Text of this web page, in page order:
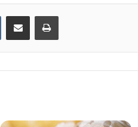
VKontakteE-Posta ile paylaş Yazdır